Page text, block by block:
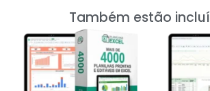
Também estão